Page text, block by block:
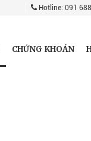
Hotline: 091
CHỨNG KHOÁN